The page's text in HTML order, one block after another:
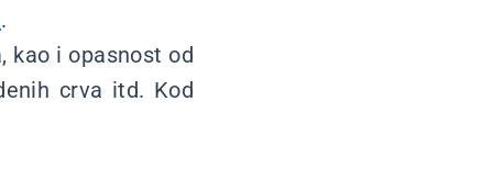
.
kao i opasnost od
crva itd. Kod